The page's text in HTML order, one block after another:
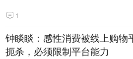
1
钟睒睒：感性消费被线上购物
扼杀，必须限制平台能力